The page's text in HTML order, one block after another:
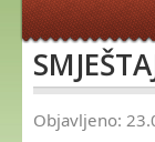
Objavljeno: